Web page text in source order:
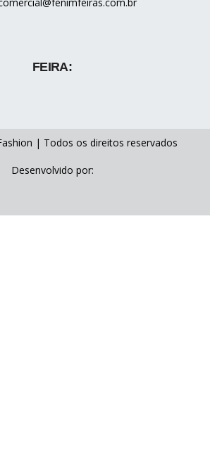
FEIRA:
| Todos os direitos reservados
Desenvolvido por: